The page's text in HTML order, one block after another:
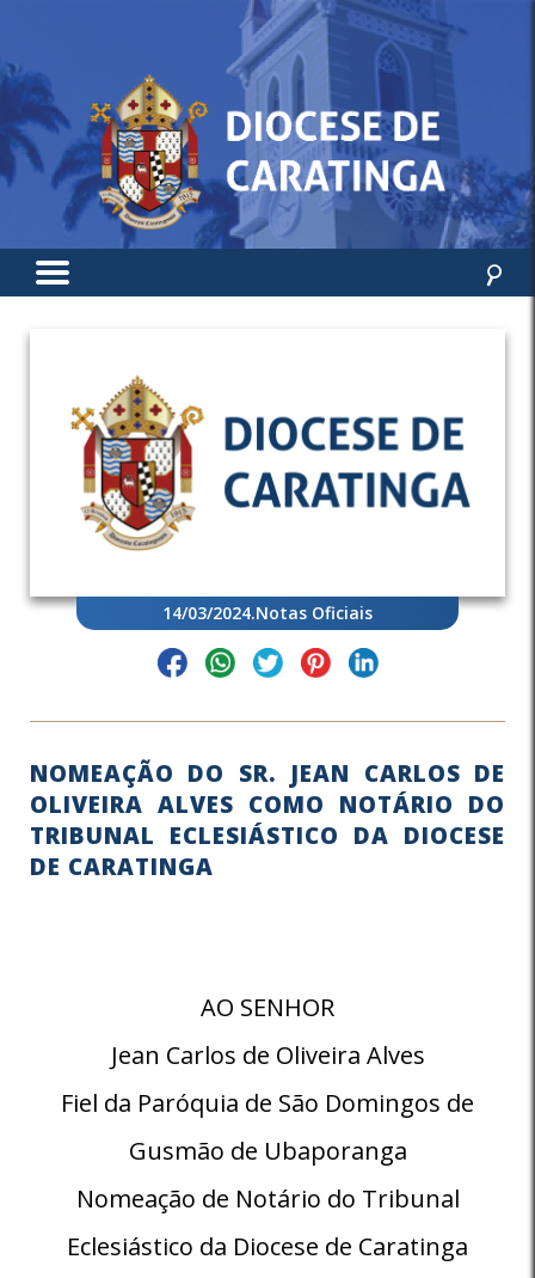
14/03/2024.Notas Oficiais
NOMEAÇÃO DO SR. JEAN CARLOS DE
OLIVEIRA ALVES COMO NOTÁRIO DO
TRIBUNAL ECLESIÁSTICO DA DIOCESE
DE CARATINGA
AO SENHOR
Jean Carlos de Oliveira Alves
Fiel da Paróquia de São Domingos de
Gusmão de Ubaporanga
Nomeação de Notário do Tribunal
Eclesiástico da Diocese de Caratinga